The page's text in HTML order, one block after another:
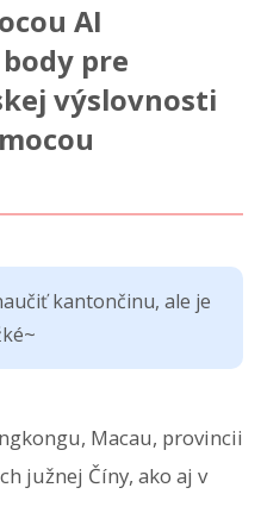
AI
pre
výslovnosti
kantončinu, ale je
Macau, provincii
južnej Číny, ako aj v